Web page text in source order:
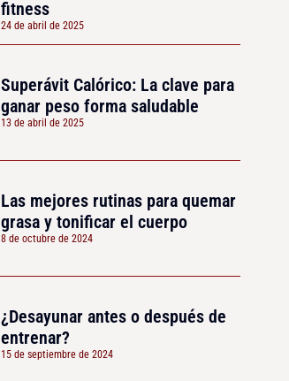
fitness
24 de abril de 2025
Superávit Calórico: La clave para
ganar peso forma saludable
13 de abril de 2025
Las mejores rutinas para quemar
grasa y tonificar el cuerpo
8 de octubre de 2024
¿Desayunar antes o después de
entrenar?
15 de septiembre de 2024